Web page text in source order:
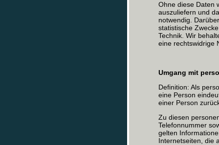
Ohne diese Daten
auszuliefern und
notwendig.
statistische
Technik. Wir
eine rechtswidrige
Umgang mit
Definition: Als
eine Person
einer Person
Zu diesen
Telefonnummer
gelten
Internetseiten, die